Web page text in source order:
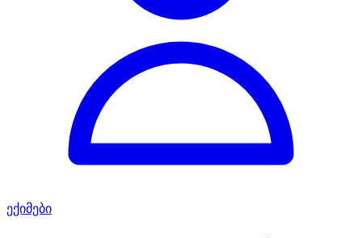
ექიმები